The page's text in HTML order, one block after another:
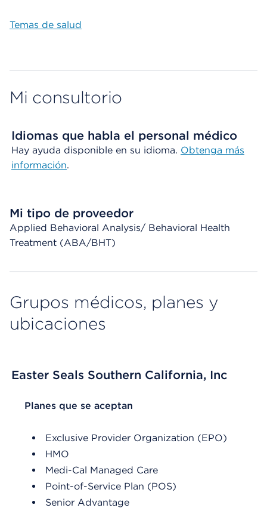
Temas de salud
Mi consultorio
Idiomas que habla el personal médico
Hay ayuda disponible en su idioma. Obtenga más
información.
Mi tipo de proveedor
Applied Behavioral Analysis/ Behavioral Health
Treatment (ABA/BHT)
Grupos médicos, planes y
ubicaciones
Easter Seals Southern California, Inc
List Header Planes que se aceptan
Planes que se aceptan
Exclusive Provider Organization (EPO)
HMO
Medi-Cal Managed Care
Point-of-Service Plan (POS)
Senior Advantage